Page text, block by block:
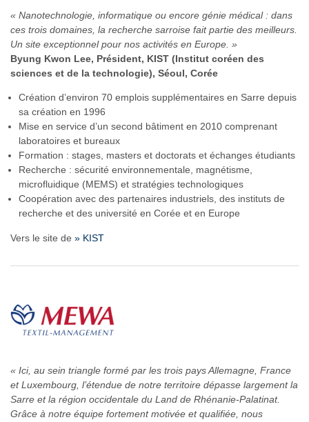
« Nanotechnologie, informatique ou encore génie médical : dans
ces trois domaines, la recherche sarroise fait partie des meilleurs.
Un site exceptionnel pour nos activités en Europe. »
Byung Kwon Lee, Président, KIST (Institut coréen des
sciences et de la technologie), Séoul, Corée
Création d’environ 70 emplois supplémentaires en Sarre depuis
sa création en 1996
Mise en service d’un second bâtiment en 2010 comprenant
laboratoires et bureaux
Formation : stages, masters et doctorats et échanges étudiants
Recherche : sécurité environnementale, magnétisme,
microfluidique (MEMS) et stratégies technologiques
Coopération avec des partenaires industriels, des instituts de
recherche et des université en Corée et en Europe
Vers le site de » KIST
« Ici, au sein triangle formé par les trois pays Allemagne, France
et Luxembourg, l’étendue de notre territoire dépasse largement la
Sarre et la région occidentale du Land de Rhénanie-Palatinat.
Grâce à notre équipe fortement motivée et qualifiée, nous